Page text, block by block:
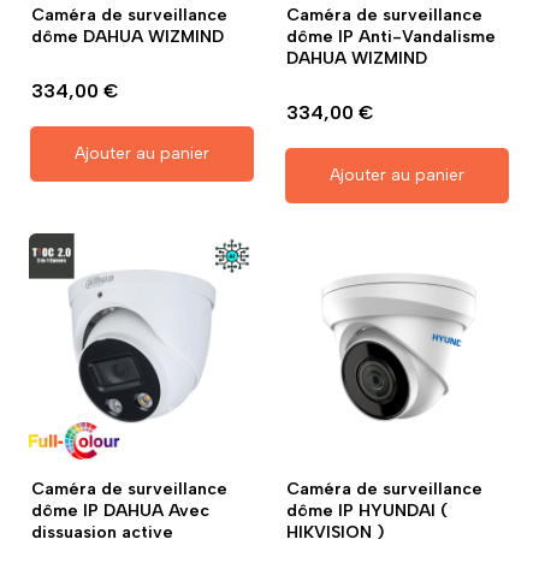
Caméra de surveillance
dôme DAHUA WIZMIND
334,00 €
Ajouter au panier
Caméra de surveillance
dôme IP Anti-Vandalisme
DAHUA WIZMIND
334,00 €
Ajouter au panier
Caméra de surveillance
dôme IP DAHUA Avec
dissuasion active
Caméra de surveillance
dôme IP HYUNDAI (
HIKVISION )